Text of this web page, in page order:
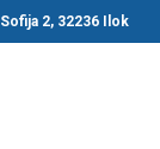
Sofija 2, 32236 Ilok